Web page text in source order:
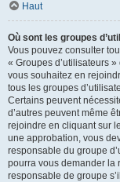
Haut
Où sont les groupes
Vous pouvez consulter
« Groupes d’utilisateurs
vous souhaitez en
tous les groupes
Certains peuvent
d’autres peuvent même
rejoindre en cliquant sur
une approbation, vous
responsable du groupe
pourra vous demander la
responsable de groupe